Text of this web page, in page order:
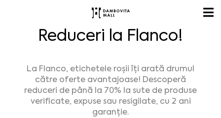
Reduceri la Flanco!
La Flanco, etichetele roșii îți arată drumul
către oferte avantajoase! Descoperă
reduceri de până la 70% la sute de produse
verificate, expuse sau resigilate, cu 2 ani
garanție.